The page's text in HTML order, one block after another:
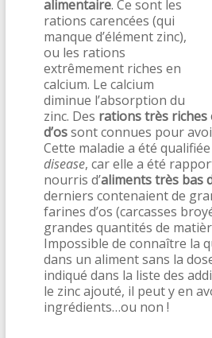
alimentaire. Ce sont les
rations carencées (qui
manque d’élément zinc),
ou les rations
extrêmement riches en
calcium. Le calcium
diminue l’absorption du
zinc. Des rations très riches
d’ossont connues pour
Cette maladie a été
disease, car elle a été
nourris d’aliments très bas
derniers contenaient de
farines d’os (carcasses
grandes quantités de
Impossible de connaître la
dans un aliment sans la
indiqué dans la liste des
le zinc ajouté, il peut y en
ingrédients…ou non !